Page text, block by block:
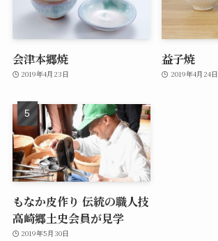
会津本郷焼
2019年4月23日
益子焼
2019年4月24日
もなか皮作り 伝統の職人技
高崎郷土史会員が見学
2019年5月30日